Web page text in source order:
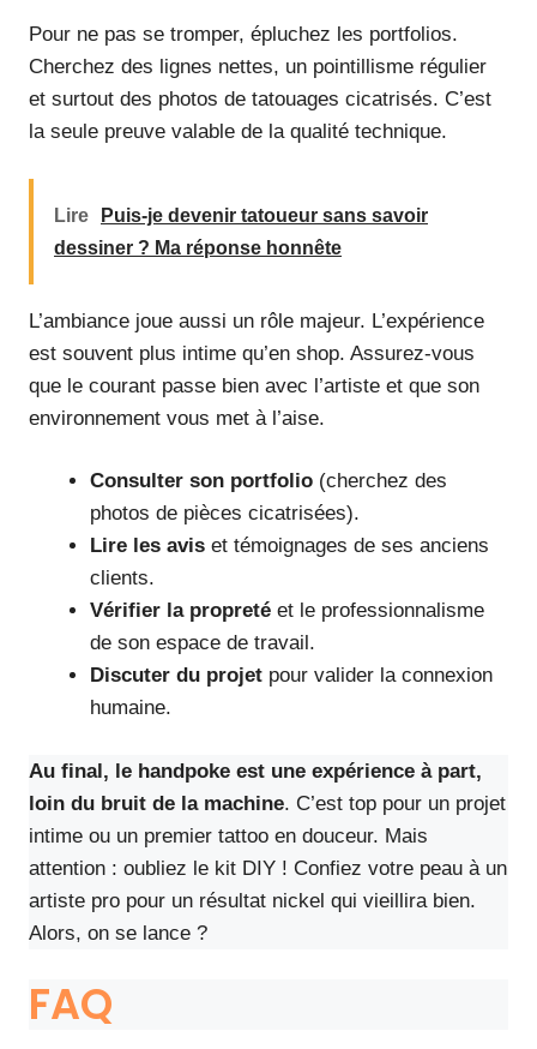
Pour ne pas se tromper, épluchez les portfolios.
Cherchez des lignes nettes, un pointillisme régulier
et surtout des photos de tatouages cicatrisés. C’est
la seule preuve valable de la qualité technique.
Lire
Puis-je devenir tatoueur sans savoir
dessiner ? Ma réponse honnête
L’ambiance joue aussi un rôle majeur. L’expérience
est souvent plus intime qu’en shop. Assurez-vous
que le courant passe bien avec l’artiste et que son
environnement vous met à l’aise.
Consulter son portfolio (cherchez des
photos de pièces cicatrisées).
Lire les avis et témoignages de ses anciens
clients.
Vérifier la propreté et le professionnalisme
de son espace de travail.
Discuter du projet pour valider la connexion
humaine.
Au final, le handpoke est une expérience à part,
loin du bruit de la machine. C’est top pour un projet
intime ou un premier tattoo en douceur. Mais
attention : oubliez le kit DIY ! Confiez votre peau à un
artiste pro pour un résultat nickel qui vieillira bien.
Alors, on se lance ?
FAQ